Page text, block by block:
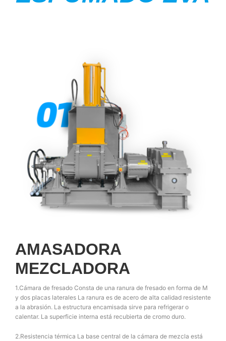
AMASADORA
MEZCLADORA
1.Cámara de fresado Consta de una ranura de fresado en forma de M
y dos placas laterales La ranura es de acero de alta calidad resistente
a la abrasión. La estructura encamisada sirve para refrigerar o
calentar. La superficie interna está recubierta de cromo duro.
2.Resistencia térmica La base central de la cámara de mezcla está